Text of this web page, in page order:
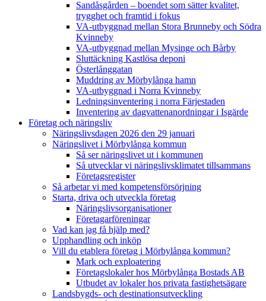
Sandåsgården – boendet som sätter kvalitet,
trygghet och framtid i fokus
VA-utbyggnad mellan Stora Brunneby och Södra
Kvinneby
VA-utbyggnad mellan Mysinge och Bårby
Sluttäckning Kastlösa deponi
Österlånggatan
Muddring av Mörbylånga hamn
VA-utbyggnad i Norra Kvinneby
Ledningsinventering i norra Färjestaden
Inventering av dagvattenanordningar i Isgärde
Företag och näringsliv
Näringslivsdagen 2026 den 29 januari
Näringslivet i Mörbylånga kommun
Så ser näringslivet ut i kommunen
Så utvecklar vi näringslivsklimatet tillsammans
Företagsregister
Så arbetar vi med kompetensförsörjning
Starta, driva och utveckla företag
Näringslivsorganisationer
Företagarföreningar
Vad kan jag få hjälp med?
Upphandling och inköp
Vill du etablera företag i Mörbylånga kommun?
Mark och exploatering
Företagslokaler hos Mörbylånga Bostads AB
Utbudet av lokaler hos privata fastighetsägare
Landsbygds- och destinationsutveckling